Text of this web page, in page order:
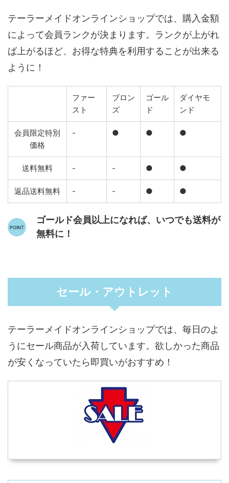
テーラーメイドオンラインショップでは、購入金額
によって会員ランクが決まります。ランクが上がれ
ば上がるほど、お得な特典を利用することが出来る
ように！
ファー
スト
ブロン
ズ
ゴール
ド
ダイヤモ
ンド
会員限定特別
価格
- ● ● ●
送料無料 - - ● ●
返品送料無料 - - ● ●
ゴールド会員以上になれば、いつでも送料が
無料に！
セール・アウトレット
テーラーメイドオンラインショップでは、毎日のよ
うにセール商品が入荷しています。欲しかった商品
が安くなっていたら即買いがおすすめ！